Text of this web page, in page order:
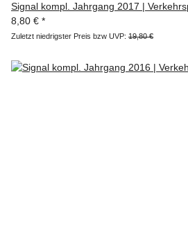
Signal kompl. Jahrgang 2017 |
8,80 € *
Zuletzt niedrigster Preis bzw UVP: 19,80 €